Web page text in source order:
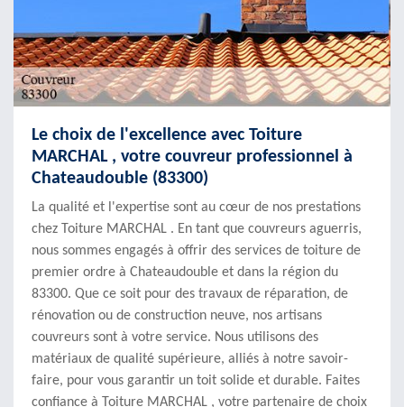
Le choix de l'excellence avec Toiture
MARCHAL , votre couvreur professionnel à
Chateaudouble (83300)
La qualité et l'expertise sont au cœur de nos prestations
chez Toiture MARCHAL . En tant que couvreurs aguerris,
nous sommes engagés à offrir des services de toiture de
premier ordre à Chateaudouble et dans la région du
83300. Que ce soit pour des travaux de réparation, de
rénovation ou de construction neuve, nos artisans
couvreurs sont à votre service. Nous utilisons des
matériaux de qualité supérieure, alliés à notre savoir-
faire, pour vous garantir un toit solide et durable. Faites
confiance à Toiture MARCHAL , votre partenaire de choix